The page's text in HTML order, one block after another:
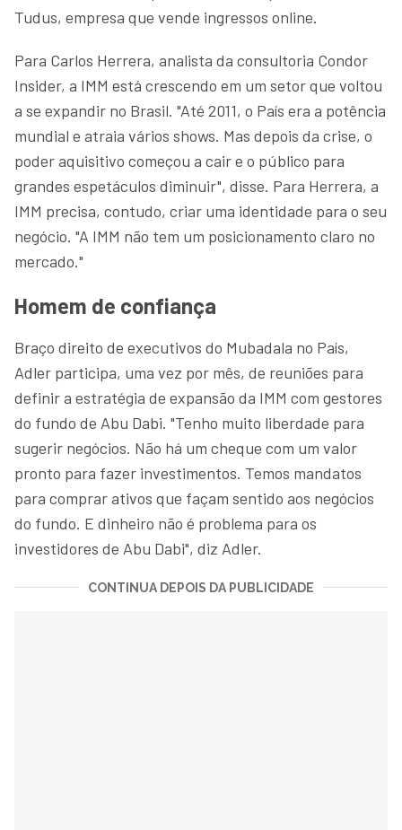
Tudus, empresa que vende ingressos online.
Para Carlos Herrera, analista da consultoria Condor
Insider, a IMM está crescendo em um setor que voltou
a se expandir no Brasil. "Até 2011, o País era a potência
mundial e atraia vários shows. Mas depois da crise, o
poder aquisitivo começou a cair e o público para
grandes espetáculos diminuir", disse. Para Herrera, a
IMM precisa, contudo, criar uma identidade para o seu
negócio. "A IMM não tem um posicionamento claro no
mercado."
Homem de confiança
Braço direito de executivos do Mubadala no País,
Adler participa, uma vez por mês, de reuniões para
definir a estratégia de expansão da IMM com gestores
do fundo de Abu Dabi. "Tenho muito liberdade para
sugerir negócios. Não há um cheque com um valor
pronto para fazer investimentos. Temos mandatos
para comprar ativos que façam sentido aos negócios
do fundo. E dinheiro não é problema para os
investidores de Abu Dabi", diz Adler.
CONTINUA DEPOIS DA PUBLICIDADE